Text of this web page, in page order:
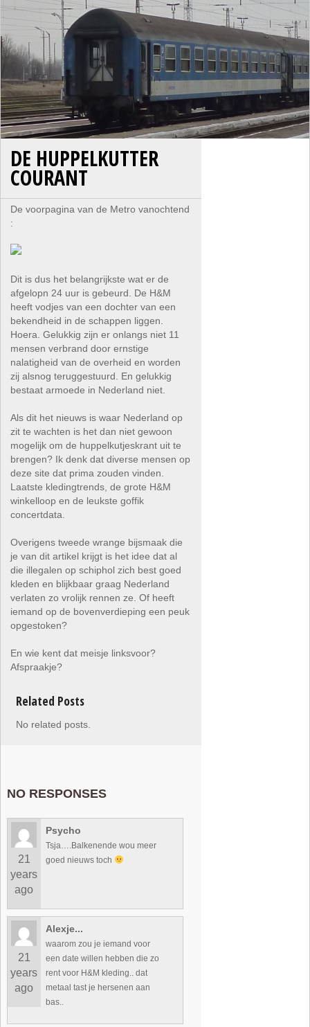
DE HUPPELKUTTER
COURANT
De voorpagina van de Metro vanochtend
:
Dit is dus het belangrijkste wat er de
afgelopn 24 uur is gebeurd. De H&M
heeft vodjes van een dochter van een
bekendheid in de schappen liggen.
Hoera. Gelukkig zijn er onlangs niet 11
mensen verbrand door ernstige
nalatigheid van de overheid en worden
zij alsnog teruggestuurd. En gelukkig
bestaat armoede in Nederland niet.
Als dit het nieuws is waar Nederland op
zit te wachten is het dan niet gewoon
mogelijk om de huppelkutjeskrant uit te
brengen? Ik denk dat diverse mensen op
deze site dat prima zouden vinden.
Laatste kledingtrends, de grote H&M
winkelloop en de leukste goffik
concertdata.
Overigens tweede wrange bijsmaak die
je van dit artikel krijgt is het idee dat al
die illegalen op schiphol zich best goed
kleden en blijkbaar graag Nederland
verlaten zo vrolijk rennen ze. Of heeft
iemand op de bovenverdieping een peuk
opgestoken?
En wie kent dat meisje linksvoor?
Afspraakje?
Related Posts
No related posts.
NO RESPONSES
21
years
ago
Psycho
Tsja….Balkenende wou meer
goed nieuws toch
21
years
ago
Alexje...
waarom zou je iemand voor
een date willen hebben die zo
rent voor H&M kleding.. dat
metaal tast je hersenen aan
bas..